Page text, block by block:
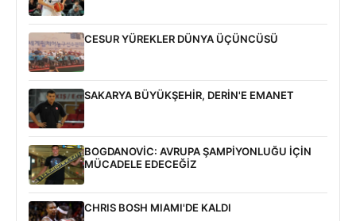
CESUR YÜREKLER DÜNYA ÜÇÜNCÜSÜ
SAKARYA BÜYÜKŞEHİR, DERİN'E EMANET
BOGDANOVİC: AVRUPA ŞAMPİYONLUĞU İÇİN
MÜCADELE EDECEĞİZ
CHRIS BOSH MIAMI'DE KALDI